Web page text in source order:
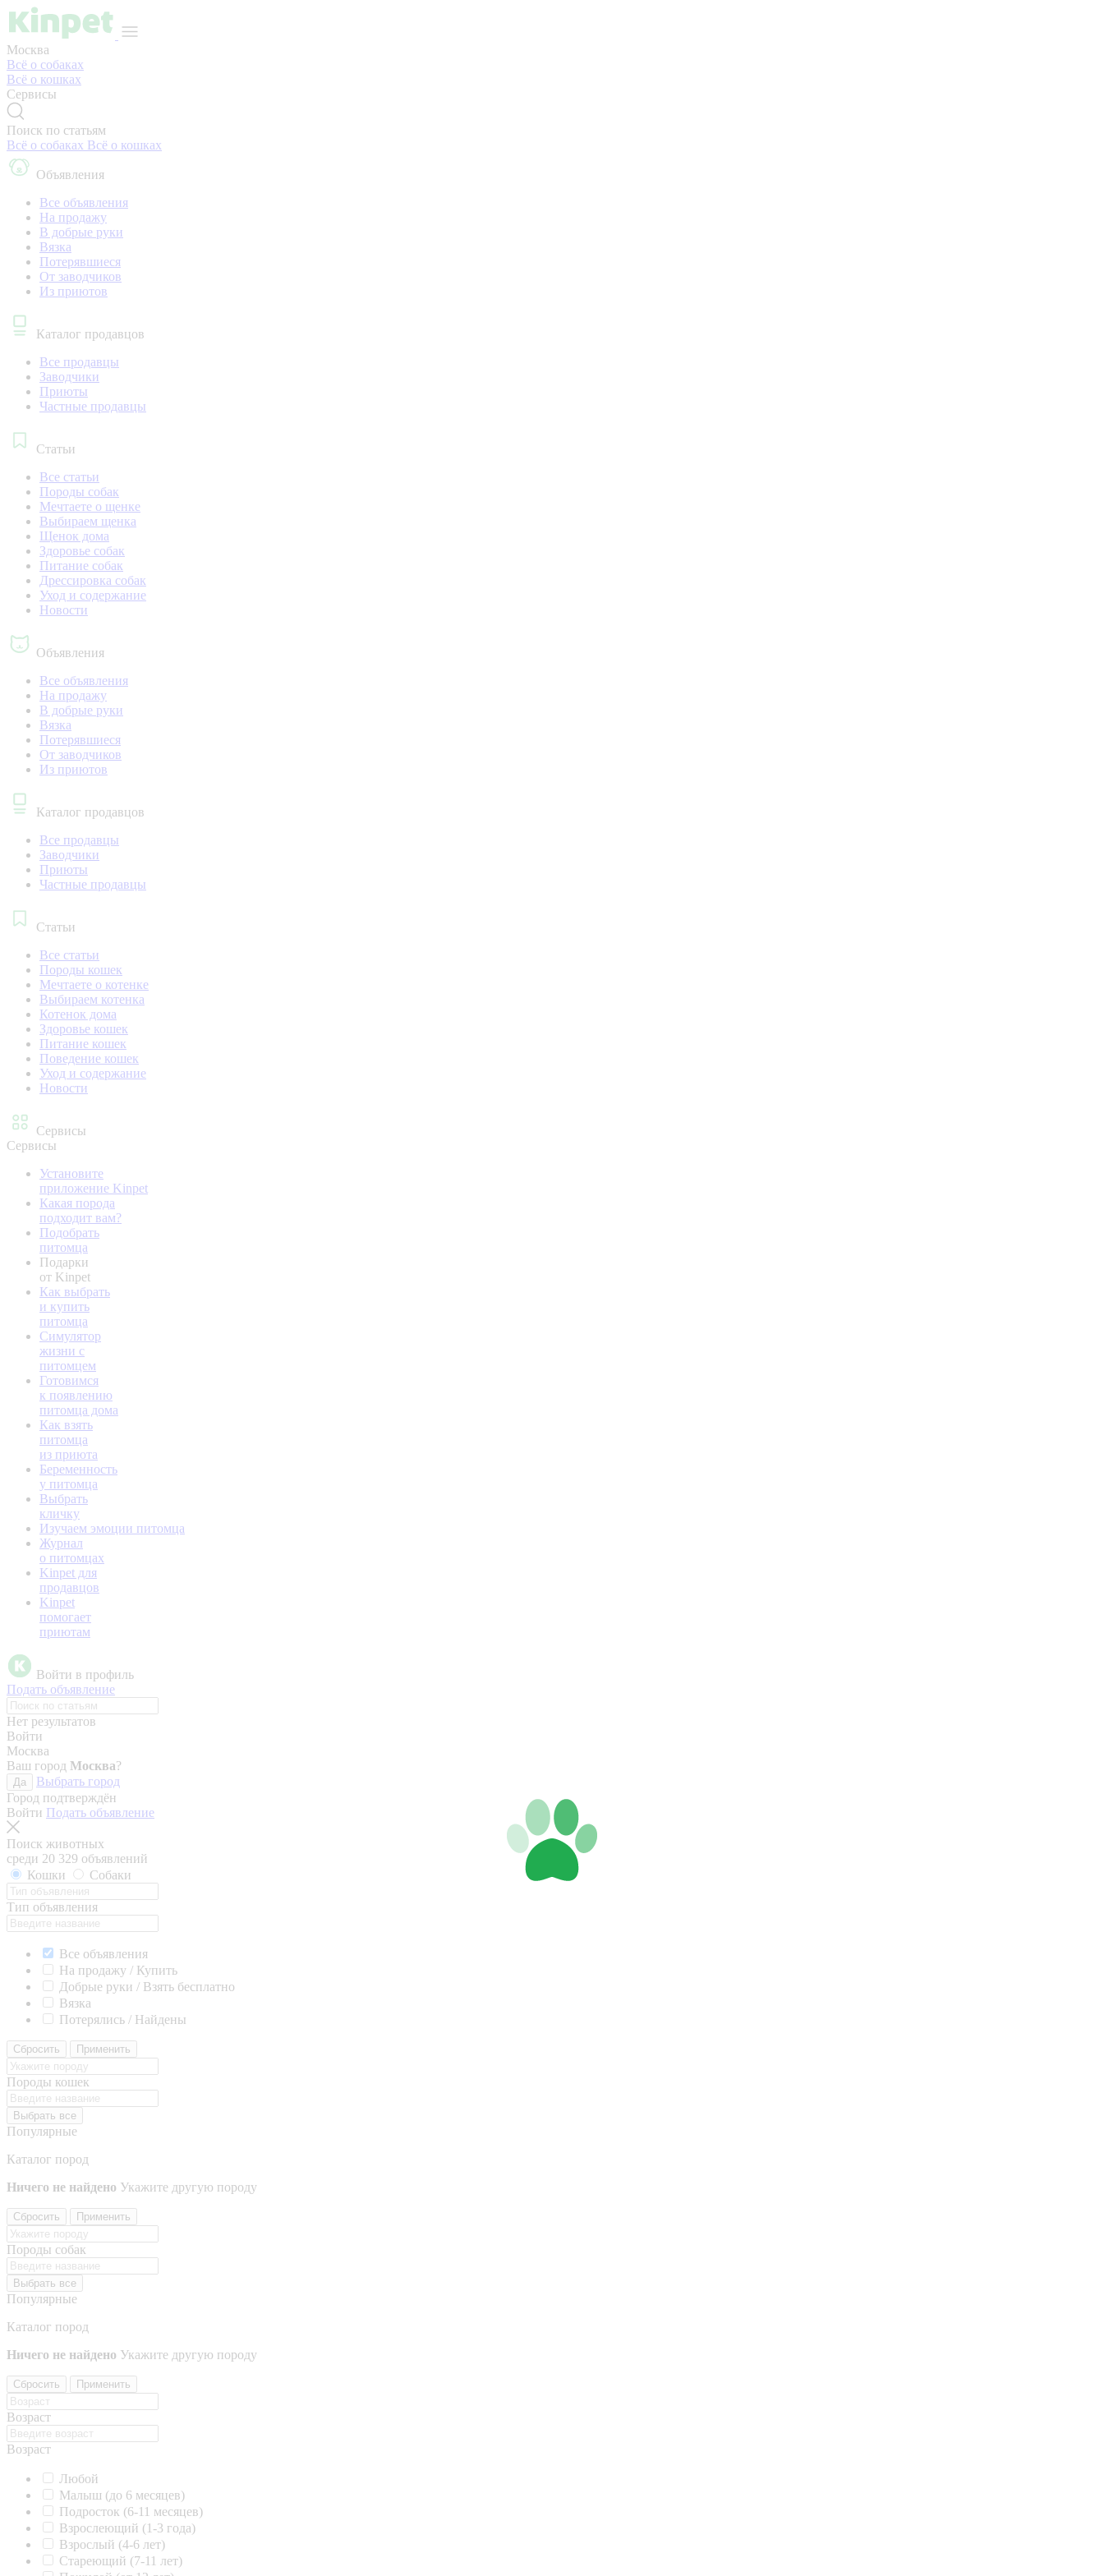
Москва
Всё о собаках
Всё о кошках
Сервисы
Поиск по статьям
Всё о собаках Всё о кошках
Объявления
Все объявления
На продажу
В добрые руки
Вязка
Потерявшиеся
От заводчиков
Из приютов
Каталог продавцов
Все продавцы
Заводчики
Приюты
Частные продавцы
Статьи
Все статьи
Породы собак
Мечтаете о щенке
Выбираем щенка
Щенок дома
Здоровье собак
Питание собак
Дрессировка собак
Уход и содержание
Новости
Объявления
Все объявления
На продажу
В добрые руки
Вязка
Потерявшиеся
От заводчиков
Из приютов
Каталог продавцов
Все продавцы
Заводчики
Приюты
Частные продавцы
Статьи
Все статьи
Породы кошек
Мечтаете о котенке
Выбираем котенка
Котенок дома
Здоровье кошек
Питание кошек
Поведение кошек
Уход и содержание
Новости
Сервисы
Сервисы
Установите
приложение Kinpet
Какая порода
подходит вам?
Подобрать
питомца
Подарки
от Kinpet
Как выбрать
и купить
питомца
Симулятор
жизни с
питомцем
Готовимся
к появлению
питомца дома
Как взять
питомца
из приюта
Беременность
у питомца
Выбрать
кличку
Изучаем эмоции питомца
Журнал
о питомцах
Kinpet для
продавцов
Kinpet
помогает
приютам
Войти в профиль
Подать объявление
Нет результатов
Войти
Москва
Ваш город Москва?
Да
Выбрать город
Город подтверждён
Войти Подать объявление
Поиск животных
среди 20 329 объявлений
Кошки
Собаки
Тип объявления
Все объявления
На продажу / Купить
Добрые руки / Взять бесплатно
Вязка
Потерялись / Найдены
Сбросить Применить
Породы кошек
Выбрать все
Популярные
Каталог пород
Ничего не найдено Укажите другую породу
Сбросить Применить
Породы собак
Выбрать все
Популярные
Каталог пород
Ничего не найдено Укажите другую породу
Сбросить Применить
Возраст
Возраст
Любой
Малыш (до 6 месяцев)
Подросток (6-11 месяцев)
Взрослеющий (1-3 года)
Взрослый (4-6 лет)
Стареющий (7-11 лет)